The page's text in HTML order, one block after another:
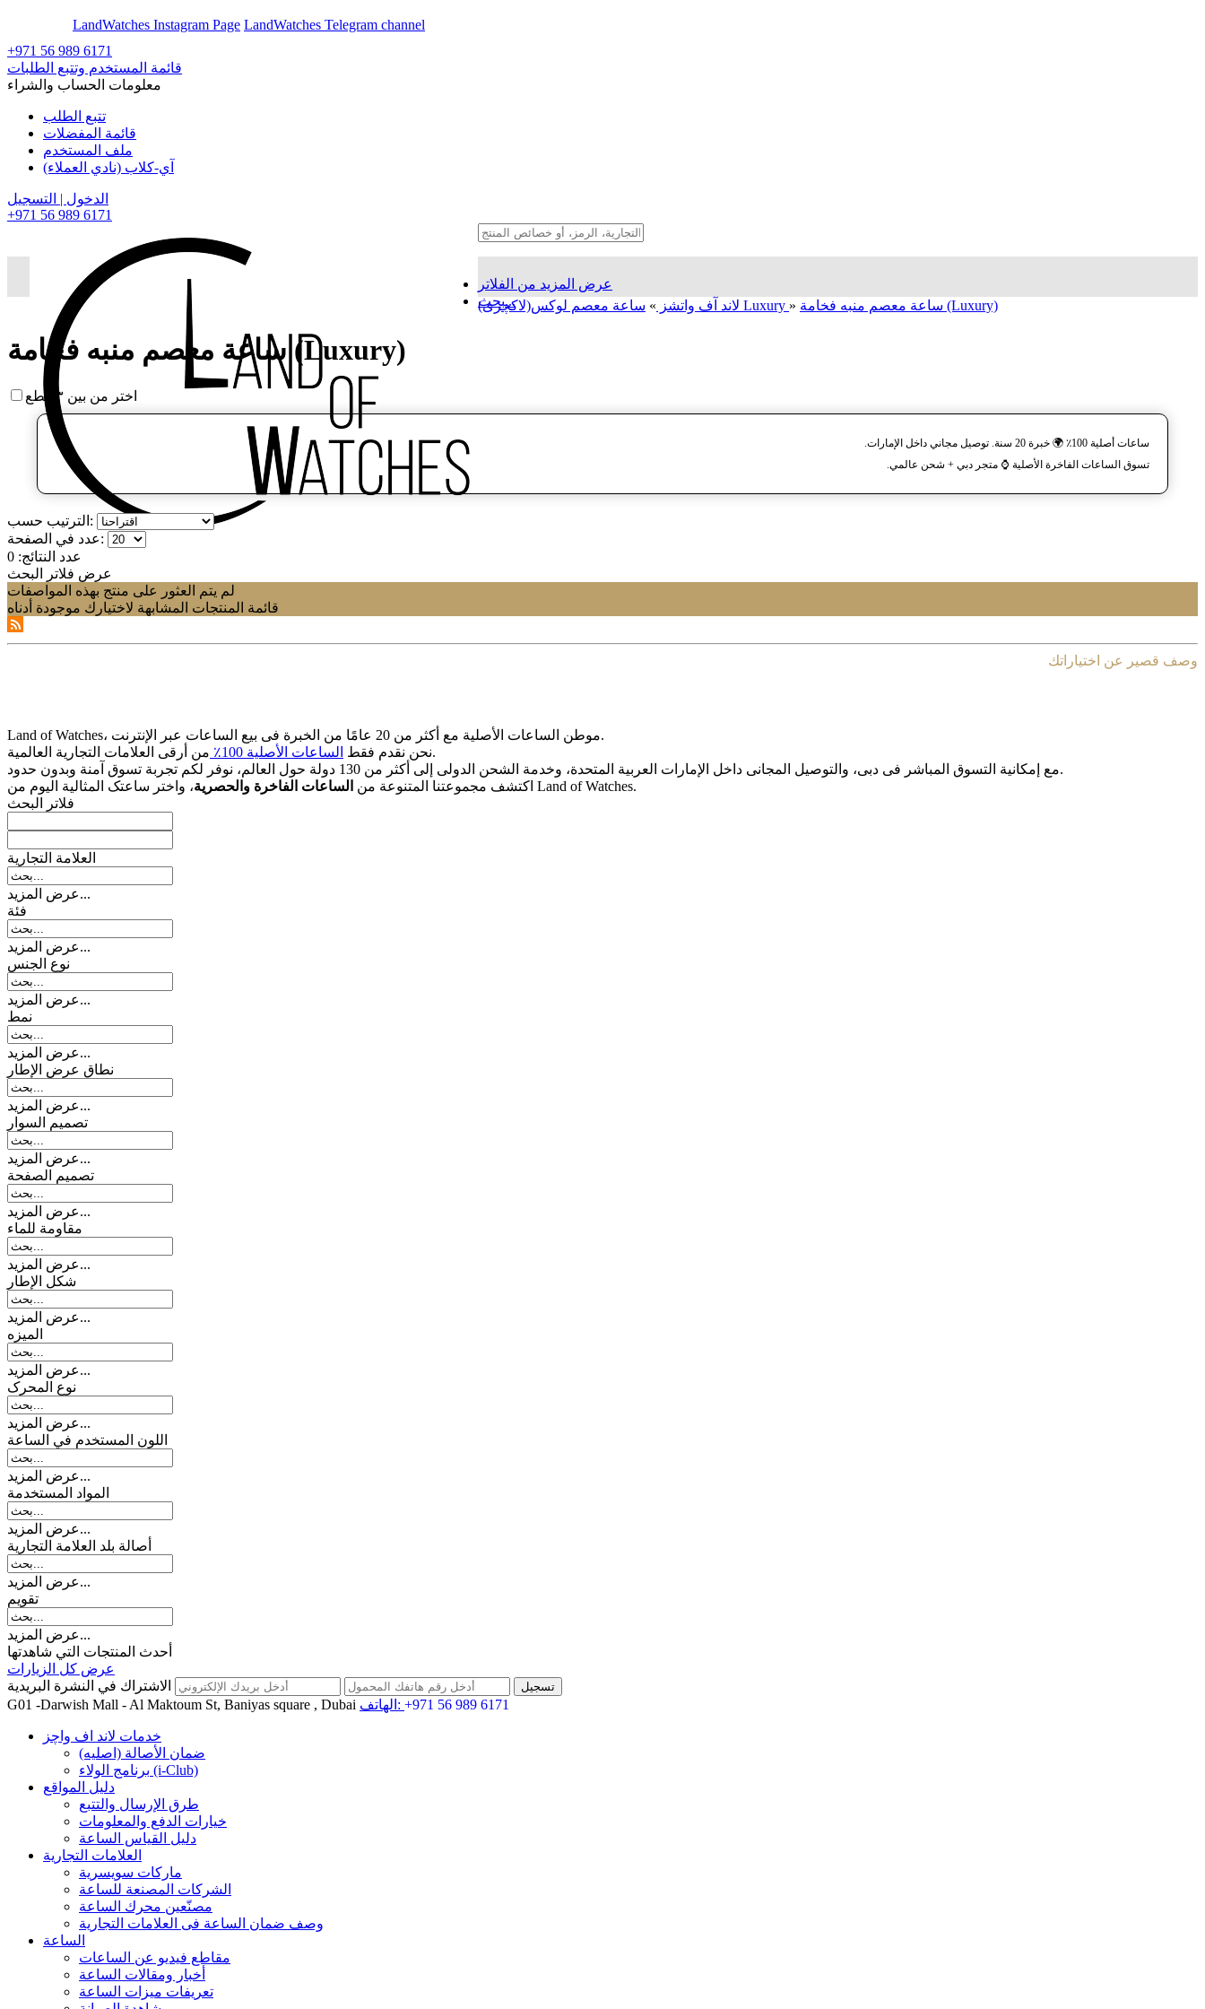
LandWatches Instagram Page LandWatches Telegram channel
+971 56 989 6171
قائمة المستخدم وتتبع الطلبات
معلومات الحساب والشراء
تتبع الطلب
قائمة المفضلات
ملف المستخدم
آي-كلاب (نادي العملاء)
الدخول | التسجيل
+971 56 989 6171
عرض المزيد من الفلاتر
بحث...
لاند آف واتشز » ساعة معصم لوکس(لاکچری) Luxury » ساعة معصم منبه فخامة (Luxury)
ساعة معصم منبه فخامة (Luxury)
اختر من بين ٣ قطع
ساعات أصلية 100٪ 🌍 خبرة 20 سنة. توصيل مجاني داخل الإمارات.
تسوق الساعات الفاخرة الأصلية ⌚️ متجر دبي + شحن عالمي.
الترتيب حسب:
عدد في الصفحة:
عدد النتائج: 0
عرض فلاتر البحث
لم يتم العثور على منتج بهذه المواصفات
قائمة المنتجات المشابهة لاختيارك موجودة أدناه
وصف قصير عن اختياراتك
Land of Watches، موطن الساعات الأصلیة مع أکثر من 20 عامًا من الخبرة فی بیع الساعات عبر الإنترنت.
نحن نقدم فقط الساعات الأصلیة 100٪
من أرقى العلامات التجاریة العالمیة.
مع إمکانیة التسوق المباشر فی دبی، والتوصیل المجانی داخل الإمارات العربیة المتحدة، وخدمة الشحن الدولی إلى أکثر من 130 دولة حول العالم، نوفر لکم تجربة تسوق آمنة وبدون حدود.
اکتشف مجموعتنا المتنوعة من الساعات الفاخرة والحصریة
، واختر ساعتک المثالیة الیوم من Land of Watches.
فلاتر البحث
العلامة التجارية
عرض المزيد...
فئة
عرض المزيد...
نوع الجنس
عرض المزيد...
نمط
عرض المزيد...
نطاق عرض الإطار
عرض المزيد...
تصمیم السوار
عرض المزيد...
تصميم الصفحة
عرض المزيد...
مقاومة للماء
عرض المزيد...
شكل الإطار
عرض المزيد...
المیزه
عرض المزيد...
نوع المحرک
عرض المزيد...
اللون المستخدم في الساعة
عرض المزيد...
المواد المستخدمة
عرض المزيد...
أصالة بلد العلامة التجارية
عرض المزيد...
تقويم
عرض المزيد...
أحدث المنتجات التي شاهدتها
عرض كل الزيارات
الاشتراك في النشرة البريدية
G01 -Darwish Mall - Al Maktoum St, Baniyas square , Dubai
الهاتف: +971 56 989 6171
خدمات لاند اف واچز
ضمان الأصالة (اصلیه)
برنامج الولاء (i-Club)
دليل المواقع
طرق الإرسال والتتبع
خيارات الدفع والمعلومات
دليل القياس الساعة
العلامات التجارية
ماركات سويسرية
الشركات المصنعة للساعة
مصنّعين محرك الساعة
وصف ضمان الساعة فی العلامات التجارية
الساعة
مقاطع فيديو عن الساعات
أخبار ومقالات الساعة
تعريفات ميزات الساعة